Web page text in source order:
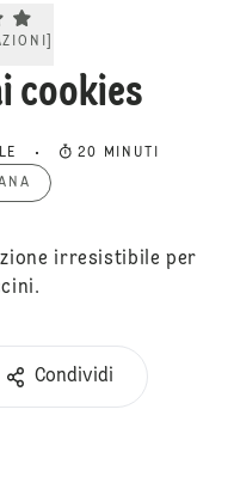
rating 4.8. Click to rate.
cookies
20 MINUTI
irresistibile per
Condividi